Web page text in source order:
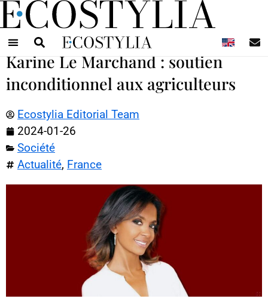
Karine Le Marchand : soutien
inconditionnel aux agriculteurs
Ecostylia Editorial Team
2024-01-26
Société
Actualité, France